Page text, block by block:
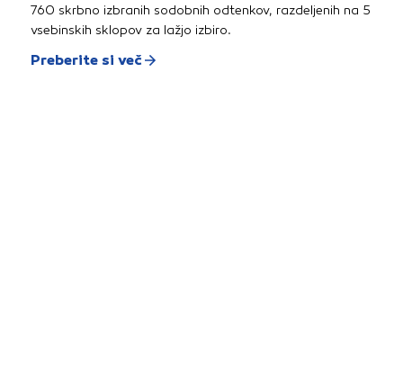
760 skrbno izbranih sodobnih odtenkov, razdeljenih na 5
vsebinskih sklopov za lažjo izbiro.
Preberite si več